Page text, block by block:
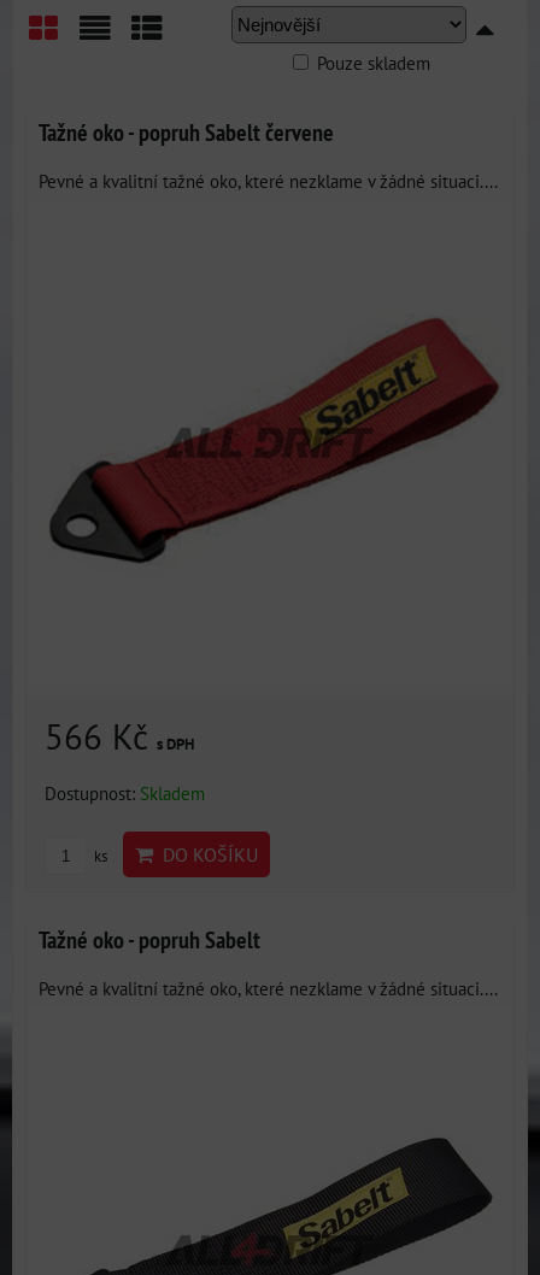
Pouze skladem
Tažné oko - popruh Sabelt červene
Pevné a kvalitní tažné oko, které nezklame v žádné situaci....
566 Kč s DPH
Dostupnost: Skladem
ks DO KOŠÍKU
Tažné oko - popruh Sabelt
Pevné a kvalitní tažné oko, které nezklame v žádné situaci....